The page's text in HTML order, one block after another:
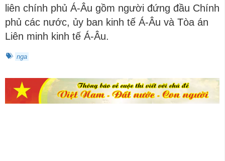
liên chính phủ Á-Âu gồm người đứng đầu Chính
phủ các nước, ủy ban kinh tế Á-Âu và Tòa án
Liên minh kinh tế Á-Âu.
nga